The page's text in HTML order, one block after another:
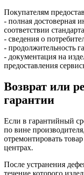
Покупателям
- полная достоверная
соответствии
- сведения о
- продолжительность
- документация на
предоставления
Возврат или
гарантии
Если в гарантийный
по вине
отремонтировать
центрах.
После устранения
течение которого